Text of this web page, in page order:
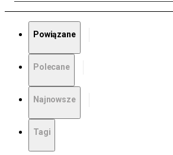
Powiązane
Polecane
Najnowsze
Tagi